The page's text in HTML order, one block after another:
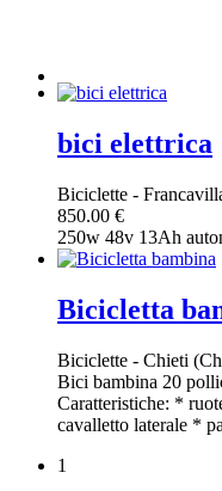
bici elettrica
Biciclette -
850.00 €
250w 48v 13Ah
Bicicletta
Biciclette - Chieti
Bici bambina 20
Caratteristiche: *
cavalletto laterale *
1